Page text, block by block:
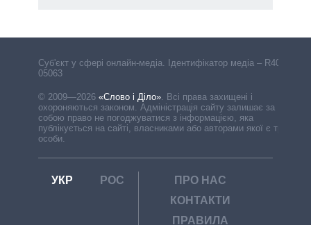
Cуб'єкт у сфері онлайн-медіа. Ідентифікатор медіа – R40-
05063
© 2009—2026 «Слово і Діло». Всі права захищені і
охороняються законом. Адміністрація сайту залишає за
собою право не погоджуватися з інформацією, яка
публікується на сайті, власниками або авторами якої є треті
особи.
УКР РОС
ПРО НАС
КОНТАКТИ
ПРАВИЛА